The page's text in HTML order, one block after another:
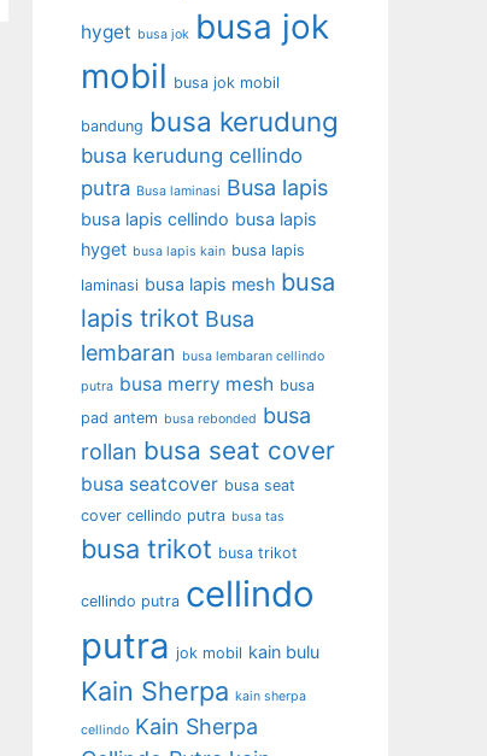
hyget busa jok busa jok
mobil busa jok mobil
bandung busa kerudung
busa kerudung cellindo
putra Busa laminasi Busa lapis
busa lapis cellindo busa lapis
hyget busa lapis kain busa lapis
laminasi busa lapis mesh busa
lapis trikot Busa
lembaran busa lembaran cellindo
putra busa merry mesh busa
pad antem busa rebonded busa
rollan busa seat cover
busa seatcover busa seat
cover cellindo putra busa tas
busa trikot busa trikot
cellindo putra cellindo
putra jok mobil kain bulu
Kain Sherpa kain sherpa
cellindo Kain Sherpa